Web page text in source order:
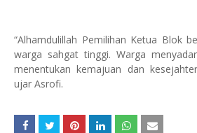
“Alhamdulillah Pemilihan Ketua Blok
warga sahgat tinggi. Warga
menentukan kemajuan dan
ujar Asrofi.